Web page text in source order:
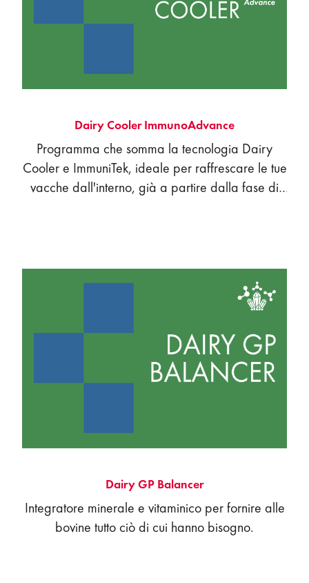
Dairy Cooler ImmunoAdvance
Programma che somma la tecnologia Dairy
Cooler e ImmuniTek, ideale per raffrescare le tue
vacche dall'interno, già a partire dalla fase di
Dairy GP Balancer
Integratore minerale e vitaminico per fornire alle
bovine tutto ciò di cui hanno bisogno.